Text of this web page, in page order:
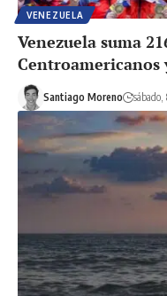
VENEZUELA
Venezuela suma
Centroamericanos
Santiago Moreno sábado,